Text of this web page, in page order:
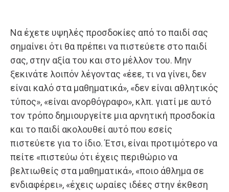
Να έχετε υψηλές προσδοκίες από το παιδί σας
σημαίνει ότι θα πρέπει να πιστεύετε στο παιδί
σας, στην αξία του και στο μέλλον του. Μην
ξεκινάτε λοιπόν λέγοντας «έεε, τι να γίνει, δεν
είναι καλό στα μαθηματικά», «δεν είναι αθλητικός
τύπος», «είναι ανορθόγραφο», κλπ. γιατί με αυτό
τον τρόπο δημιουργείτε μια αρνητική προσδοκία
και το παιδί ακολουθεί αυτό που εσείς
πιστεύετε για το ίδιο. Έτσι, είναι προτιμότερο να
πείτε «πιστεύω ότι έχεις περιθώριο να
βελτιωθείς στα μαθηματικά», «ποιο άθλημα σε
ενδιαφέρει», «έχεις ωραίες ιδέες στην έκθεση